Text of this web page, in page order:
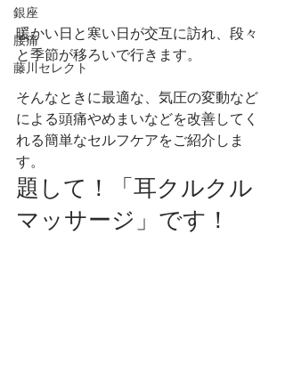
銀座
腰痛
藤川セレクト
暖かい日と寒い日が交互に訪れ、段々
と季節が移ろいで行きます。
そんなときに最適な、気圧の変動など
による頭痛やめまいなどを改善してく
れる簡単なセルフケアをご紹介しま
す。
題して！「耳クルクル
マッサージ」です！